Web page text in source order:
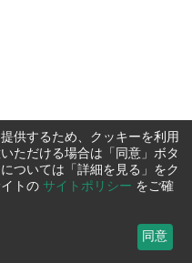
供するため、クッキーを利用
ただける場合は「同意」ボタ
ついては「詳細を見る」をク
トの サイトポリシー をご確
同意